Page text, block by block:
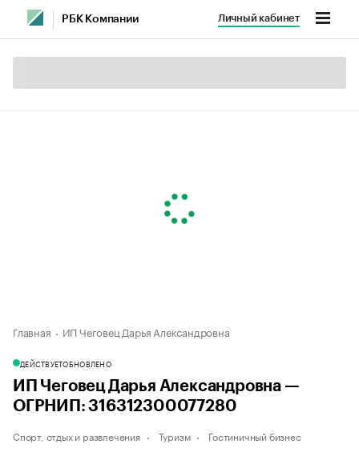
РБК Компании Личный кабинет
Главная ИП Чеговец Дарья Александровна
ДЕЙСТВУЕТОБНОВЛЕНО
ИП Чеговец Дарья Александровна —
ОГРНИП: 316312300077280
Спорт, отдых и развлечения Туризм Гостиничный бизнес